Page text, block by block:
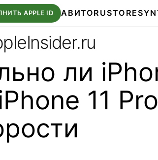
APPLE ID АВИТОRUSTORE
ли
11